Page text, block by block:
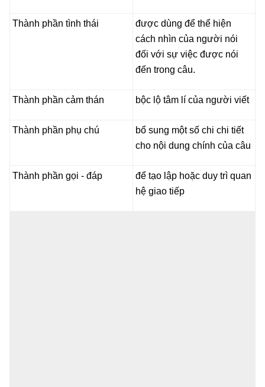
Thành phần tình thái
được dùng để thể hiện
cách nhìn của người nói
đối với sự việc được nói
đến trong câu.
Thành phần cảm thán bộc lộ tâm lí của người viết
Thành phần phụ chú
bổ sung một số chi chi tiết
cho nội dung chính của câu
Thành phần gọi - đáp
để tạo lập hoặc duy trì quan
hệ giao tiếp